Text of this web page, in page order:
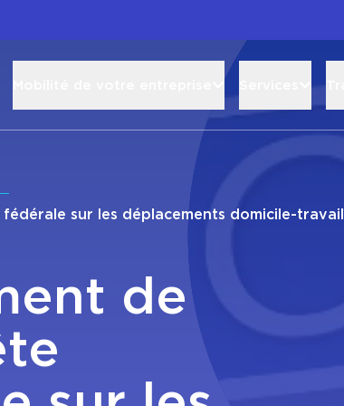
sur les déplacements domicile-travail
de